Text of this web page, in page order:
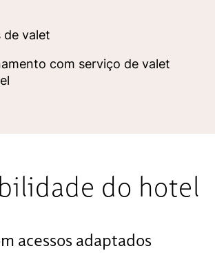
de valet
com serviço de valet
do hotel
acessos adaptados